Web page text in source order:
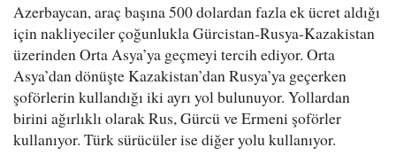
Azerbaycan, araç başına 500 dolardan fazla ek ücret aldığı
için nakliyeciler çoğunlukla Gürcistan-Rusya-Kazakistan
üzerinden Orta Asya’ya geçmeyi tercih ediyor. Orta
Asya’dan dönüşte Kazakistan’dan Rusya’ya geçerken
şoförlerin kullandığı iki ayrı yol bulunuyor. Yollardan
birini ağırlıklı olarak Rus, Gürcü ve Ermeni şoförler
kullanıyor. Türk sürücüler ise diğer yolu kullanıyor.